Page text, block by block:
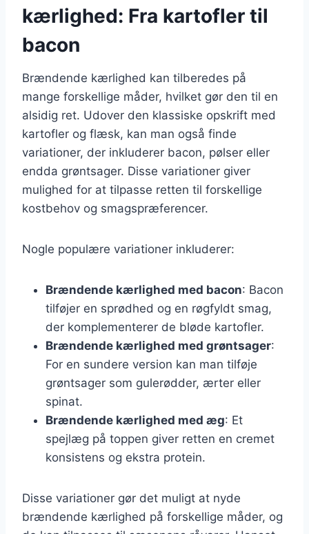
kærlighed: Fra kartofler til
bacon
Brændende kærlighed kan tilberedes på
mange forskellige måder, hvilket gør den til en
alsidig ret. Udover den klassiske opskrift med
kartofler og flæsk, kan man også finde
variationer, der inkluderer bacon, pølser eller
endda grøntsager. Disse variationer giver
mulighed for at tilpasse retten til forskellige
kostbehov og smagspræferencer.
Nogle populære variationer inkluderer:
Brændende kærlighed med bacon: Bacon
tilføjer en sprødhed og en røgfyldt smag,
der komplementerer de bløde kartofler.
Brændende kærlighed med grøntsager:
For en sundere version kan man tilføje
grøntsager som gulerødder, ærter eller
spinat.
Brændende kærlighed med æg: Et
spejlæg på toppen giver retten en cremet
konsistens og ekstra protein.
Disse variationer gør det muligt at nyde
brændende kærlighed på forskellige måder, og